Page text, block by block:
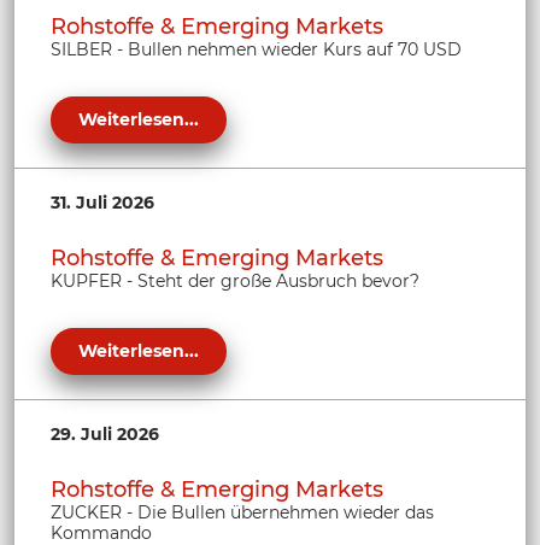
Rohstoffe & Emerging Markets
SILBER - Bullen nehmen wieder Kurs auf 70 USD
Weiterlesen...
31. Juli 2026
Rohstoffe & Emerging Markets
KUPFER - Steht der große Ausbruch bevor?
Weiterlesen...
29. Juli 2026
Rohstoffe & Emerging Markets
ZUCKER - Die Bullen übernehmen wieder das
Kommando